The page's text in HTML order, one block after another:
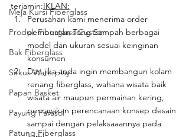
Meja Kursi Fiberglass
Produk Fiberglass Custom
Bak Fiberglass
Sirkus Waterplay
Papan Basket
Payung Parasol
Patung Fiberglass
terjamin:IKLAN:
Perusahan kami menerima order
pembuatan Tong Sampah berbagai
model dan ukuran sesuai keinginan
konsumen
Dan jika anda ingin membangun kolam
renang fiberglass, wahana wisata baik
wisata air maupun permainan kering,
percayakan perencanaan konsep desain
sampai dengan pelaksaaannya pada